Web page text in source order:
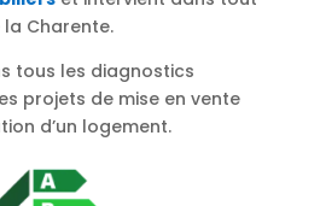
Charente.
tous les diagnostics
projets de mise en vente
d’un logement.